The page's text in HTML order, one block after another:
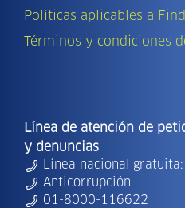
Políticas aplicables a
Términos y condiciones
Línea de atención de
y denuncias
Línea nacional
Anticorrupción
01-8000-116622